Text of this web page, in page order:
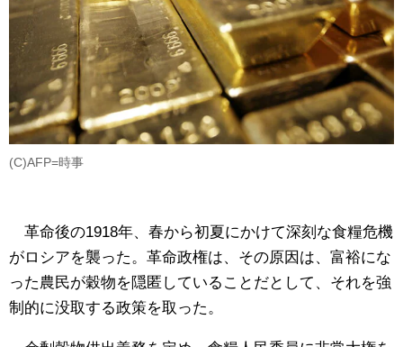
(C)AFP=時事
革命後の1918年、春から初夏にかけて深刻な食糧危機
がロシアを襲った。革命政権は、その原因は、富裕にな
った農民が穀物を隠匿していることだとして、それを強
制的に没取する政策を取った。